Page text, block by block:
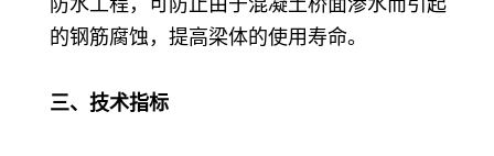
的钢筋腐蚀，提高梁体的使用寿命。
三、技术指标